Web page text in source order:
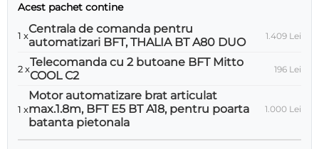
Acest pachet contine
1 xCentrala de comanda pentru
automatizari BFT, THALIA BT A80 DUO
1.409 Lei
2 xTelecomanda cu 2 butoane BFT Mitto
COOL C2
196 Lei
1 x
Motor automatizare brat articulat
max.1.8m, BFT E5 BT A18, pentru poarta
batanta pietonala
1.000 Lei